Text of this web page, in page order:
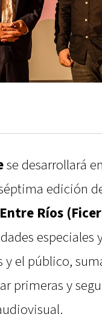
se desarrollará
edición
Ríos
especiales
el público,
primeras y